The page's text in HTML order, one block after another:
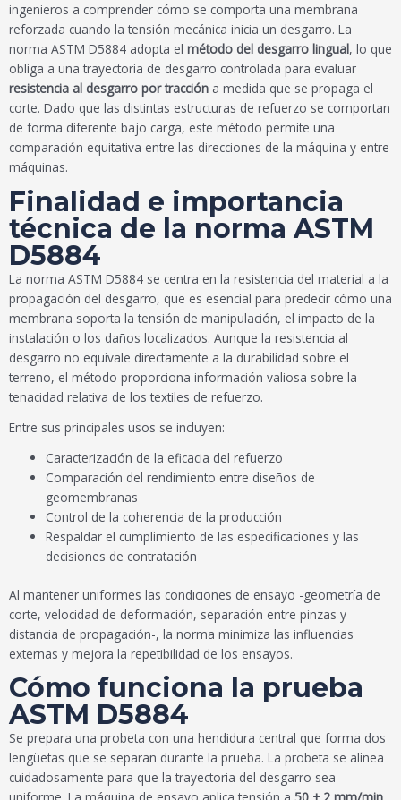
ingenieros a comprender cómo se comporta una membrana
reforzada cuando la tensión mecánica inicia un desgarro. La
norma ASTM D5884 adopta el método del desgarro lingual, lo que
obliga a una trayectoria de desgarro controlada para evaluar
resistencia al desgarro por tracción a medida que se propaga el
corte. Dado que las distintas estructuras de refuerzo se comportan
de forma diferente bajo carga, este método permite una
comparación equitativa entre las direcciones de la máquina y entre
máquinas.
Finalidad e importancia
técnica de la norma ASTM
D5884
La norma ASTM D5884 se centra en la resistencia del material a la
propagación del desgarro, que es esencial para predecir cómo una
membrana soporta la tensión de manipulación, el impacto de la
instalación o los daños localizados. Aunque la resistencia al
desgarro no equivale directamente a la durabilidad sobre el
terreno, el método proporciona información valiosa sobre la
tenacidad relativa de los textiles de refuerzo.
Entre sus principales usos se incluyen:
Caracterización de la eficacia del refuerzo
Comparación del rendimiento entre diseños de
geomembranas
Control de la coherencia de la producción
Respaldar el cumplimiento de las especificaciones y las
decisiones de contratación
Al mantener uniformes las condiciones de ensayo -geometría de
corte, velocidad de deformación, separación entre pinzas y
distancia de propagación-, la norma minimiza las influencias
externas y mejora la repetibilidad de los ensayos.
Cómo funciona la prueba
ASTM D5884
Se prepara una probeta con una hendidura central que forma dos
lengüetas que se separan durante la prueba. La probeta se alinea
cuidadosamente para que la trayectoria del desgarro sea